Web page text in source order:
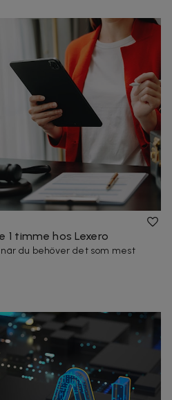
1 timme hos Lexero
du behöver det som mest